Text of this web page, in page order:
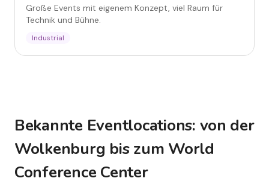
Große Events mit eigenem Konzept, viel Raum für
Technik und Bühne.
Industrial
Bekannte Eventlocations: von der
Wolkenburg bis zum World
Conference Center